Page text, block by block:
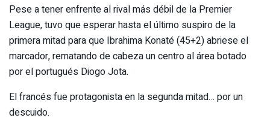
Pese a tener enfrente al rival más débil de la Premier
League, tuvo que esperar hasta el último suspiro de la
primera mitad para que Ibrahima Konaté (45+2) abriese el
marcador, rematando de cabeza un centro al área botado
por el portugués Diogo Jota.
El francés fue protagonista en la segunda mitad… por un
descuido.